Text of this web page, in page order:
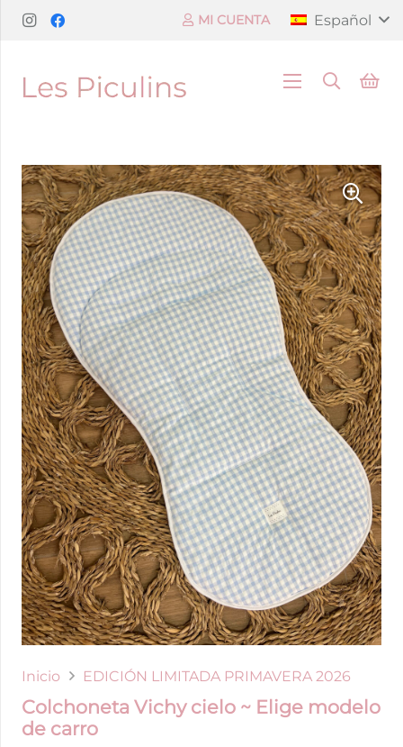
MI CUENTA Español
Inicio EDICIÓN LIMITADA PRIMAVERA 2026
Colchoneta Vichy cielo ~ Elige modelo
de carro